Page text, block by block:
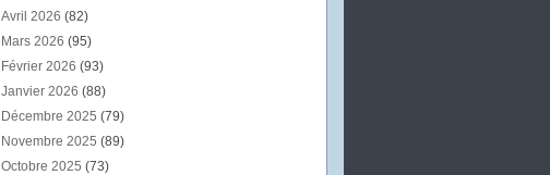
Avril 2026 (82)
Mars 2026 (95)
Février 2026 (93)
Janvier 2026 (88)
Décembre 2025 (79)
Novembre 2025 (89)
Octobre 2025 (73)